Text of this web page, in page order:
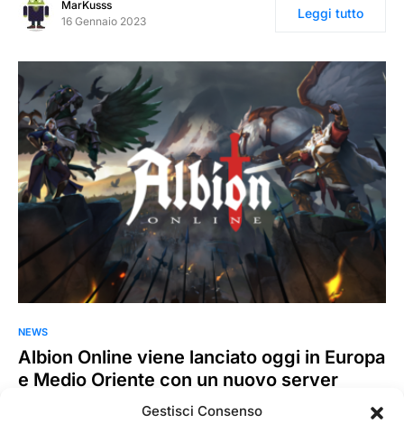
Gestisci Consenso
MarKusss
16 Gennaio 2023
Leggi tutto
NEWS
Albion Online viene lanciato oggi in Europa
e Medio Oriente con un nuovo server
Albion Online viene lanciato oggi in Europa e nell’area